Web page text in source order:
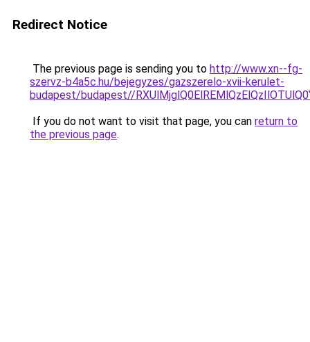
Redirect Notice
The previous page is sending you to http://www.xn--fg-
szervz-b4a5c.hu/bejegyzes/gazszerelo-xvii-kerulet-
budapest/budapest//
If you do not want to visit that page, you can return to
the previous page.